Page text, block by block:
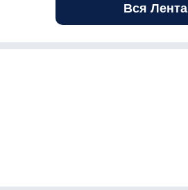
Вся Лента